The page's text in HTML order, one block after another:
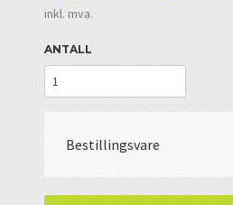
inkl. mva.
ANTALL
Bestillingsvare